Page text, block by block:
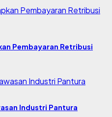
Pembayaran Retribusi
Industri Pantura